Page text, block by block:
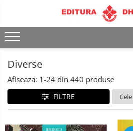
Diverse
Afiseaza: 1-24 din 440 produse
FILTRE